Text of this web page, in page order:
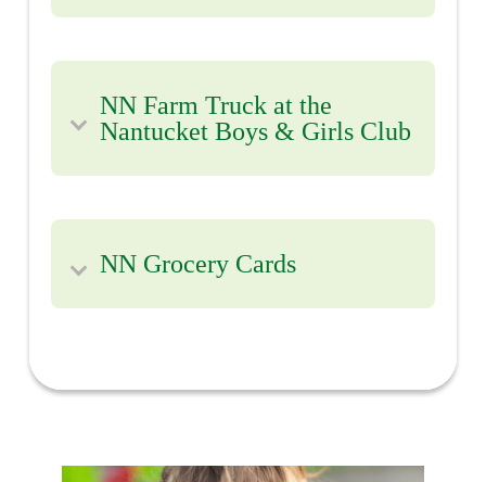
Every Tuesday, Nourish Nantucket
NN Farm Truck at the
Nantucket Boys & Girls Club
NN Grocery Cards